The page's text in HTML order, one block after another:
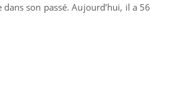
son passé. Aujourd’hui, il a 56